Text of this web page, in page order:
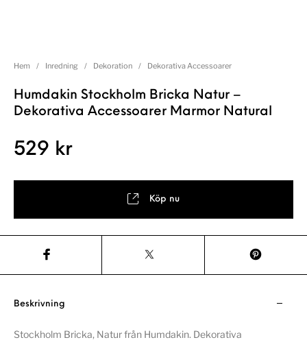
Hem / Inredning / Dekoration / Dekorativa Accessoarer
Humdakin Stockholm Bricka Natur –
Dekorativa Accessoarer Marmor Natural
529 kr
Köp nu
Beskrivning
Stockholm Bricka, Natur från Humdakin. Dekorativa